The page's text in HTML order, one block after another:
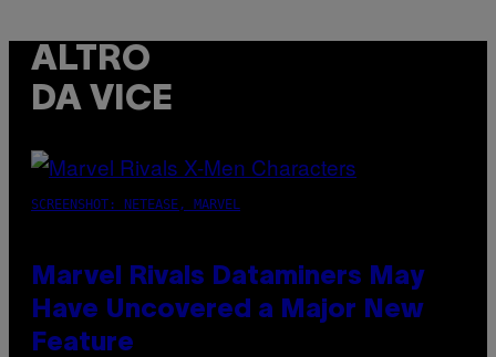
ALTRO
DA VICE
SCREENSHOT: NETEASE, MARVEL
Marvel Rivals Dataminers May
Have Uncovered a Major New
Feature